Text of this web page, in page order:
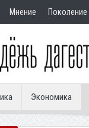
Мнение Поколение
Экономика